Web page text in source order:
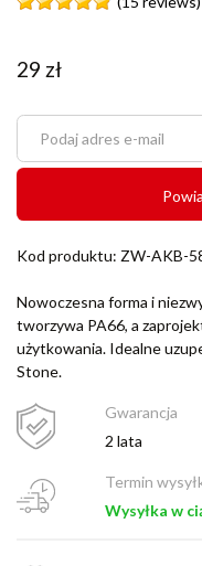
29 zł
Kod produktu: ZW-AKB-
Nowoczesna forma i
tworzywa PA66, a
użytkowania. Idealne
Stone.
Gwarancja
2 lata
Termin
Wysyłka w